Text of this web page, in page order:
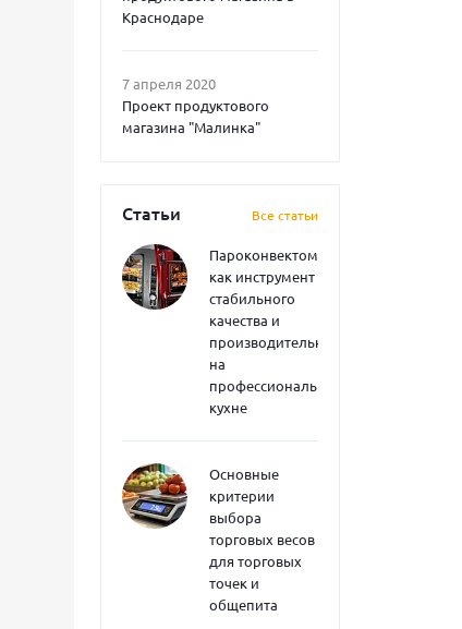
Краснодаре
7 апреля 2020
Проект продуктового
магазина "Малинка"
Статьи Все статьи
Пароконвектоматы
как инструмент
стабильного
качества и
производительности
на
профессиональной
кухне
Основные
критерии
выбора
торговых весов
для торговых
точек и
общепита